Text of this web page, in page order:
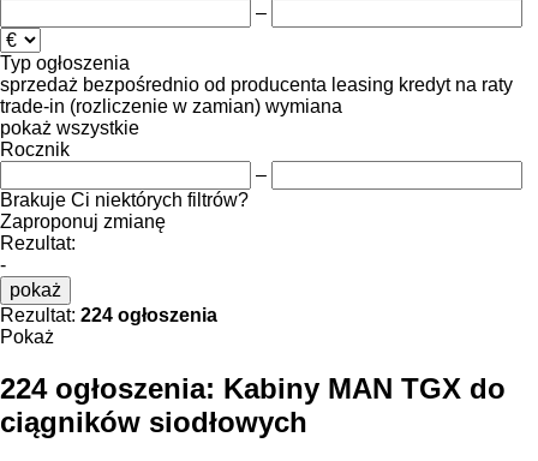
–
Typ ogłoszenia
sprzedaż bezpośrednio od producenta leasing kredyt na raty
trade-in (rozliczenie w zamian) wymiana
pokaż wszystkie
Rocznik
–
Brakuje Ci niektórych filtrów?
Zaproponuj zmianę
Rezultat:
-
pokaż
Rezultat: 224 ogłoszenia
Pokaż
224 ogłoszenia: Kabiny MAN TGX do
ciągników siodłowych